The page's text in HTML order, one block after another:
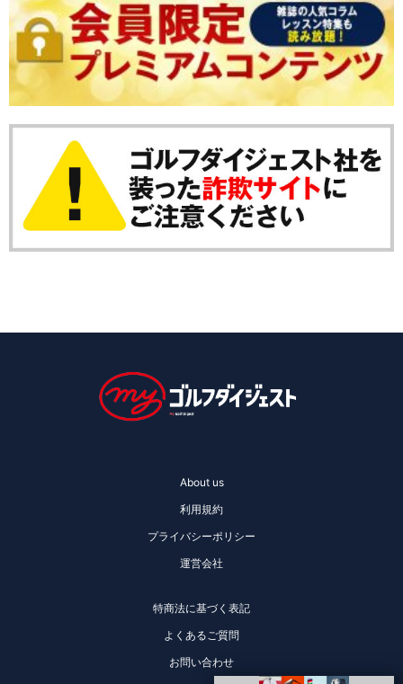
About us
利用規約
プライバシーポリシー
運営会社
特商法に基づく表記
よくあるご質問
お問い合わせ